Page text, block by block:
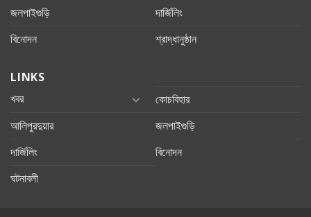
জলপাইগুড়ি
দার্জিলিং
বিনোদন
শ্রাদ্ধানুষ্ঠান
LINKS
খবর
কোচবিহার
আলিপুরদুয়ার
জলপাইগুড়ি
দার্জিলিং
বিনোদন
ঘটনাবলী